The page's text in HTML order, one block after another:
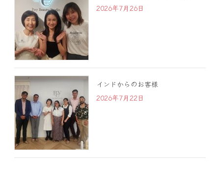
2026年7月26日
インドからのお客様
2026年7月22日